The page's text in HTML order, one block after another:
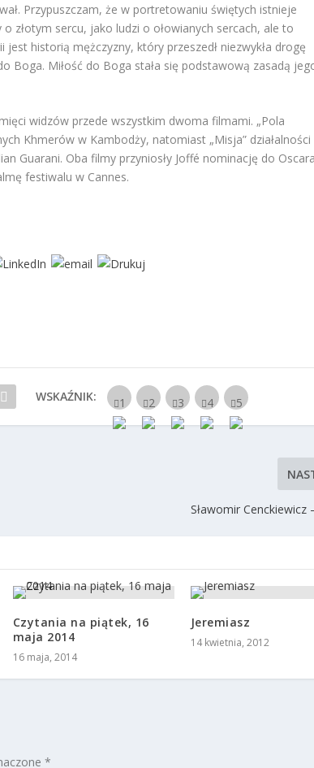
Przypuszczam, że w portretowaniu świętych istnieje
złotym sercu, jako ludzi o ołowianych sercach, ale to
historią mężczyzny, który przeszedł niezwykła drogę
Boga. Miłość do Boga stała się podstawową zasadą
widzów przede wszystkim dwoma filmami. „Pola
Khmerów w Kambodży, natomiast „Misja” działalności
Guarani. Oba filmy przyniosły Joffé nominację do
festiwalu w Cannes.
WSKAŹNIK:
Sławomir Cenckiewicz
Czytania na piątek, 16
maja 2014
16 maja, 2014
Jeremiasz
14 kwietnia, 2012
*